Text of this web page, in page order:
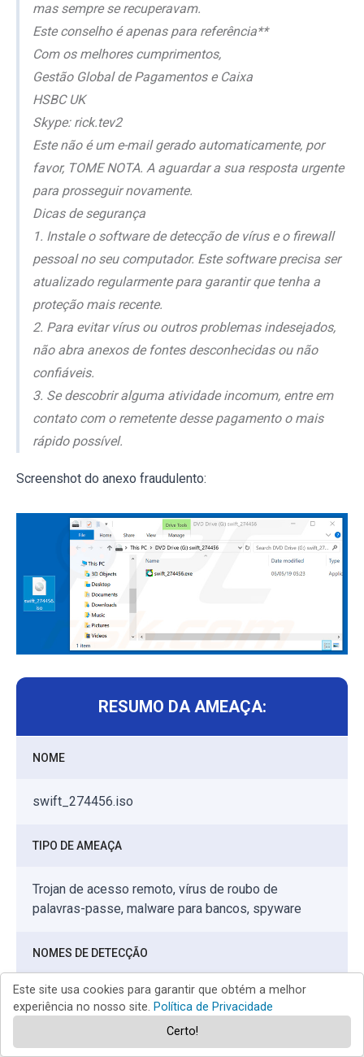
mas sempre se recuperavam.
Este conselho é apenas para referência**
Com os melhores cumprimentos,
Gestão Global de Pagamentos e Caixa
HSBC UK
Skype: rick.tev2
Este não é um e-mail gerado automaticamente, por
favor, TOME NOTA. A aguardar a sua resposta urgente
para prosseguir novamente.
Dicas de segurança
1. Instale o software de detecção de vírus e o firewall
pessoal no seu computador. Este software precisa ser
atualizado regularmente para garantir que tenha a
proteção mais recente.
2. Para evitar vírus ou outros problemas indesejados,
não abra anexos de fontes desconhecidas ou não
confiáveis.
3. Se descobrir alguma atividade incomum, entre em
contato com o remetente desse pagamento o mais
rápido possível.
Screenshot do anexo fraudulento:
RESUMO DA AMEAÇA:
NOME
swift_274456.iso
TIPO DE AMEAÇA
Trojan de acesso remoto, vírus de roubo de
palavras-passe, malware para bancos, spyware
NOMES DE DETECÇÃO
Antiy-AVL (Trojan[Dropper]/Win32.Sysn), McAfee
(Artemis!9585B363E418), Microsoft
(Trojan:Win32/Sonbokli.A!cl), Tencent
Este site usa cookies para garantir que obtém a melhor
experiência no nosso site. Política de Privacidade
Certo!